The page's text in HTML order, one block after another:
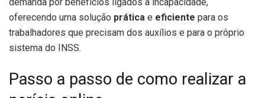
oferecendo uma solução prática e eficiente para os
trabalhadores que precisam dos auxílios e para o próprio
sistema do INSS.
Passo a passo de como realizar a